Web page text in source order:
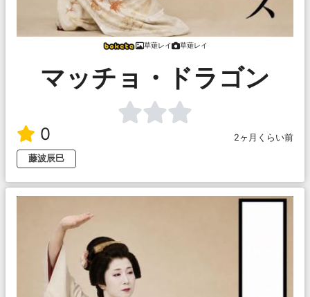
草薙レイ 草薙レイ
マッチョ・ドラゴン
0
2ヶ月くらい前
藤波辰巳